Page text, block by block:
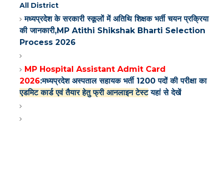
All District
मध्यप्रदेश के सरकारी स्कूलों में अतिथि शिक्षक भर्ती चयन प्रक्रिया
की जानकारी,MP Atithi Shikshak Bharti Selection
Process 2026
MP Hospital Assistant Admit Card
2026:मध्यप्रदेश अस्पताल सहायक भर्ती 1200 पदों की परीक्षा का
एडमिट कार्ड एवं तैयार हेतु फ्री आनलाइन टेस्टयहां से देखें